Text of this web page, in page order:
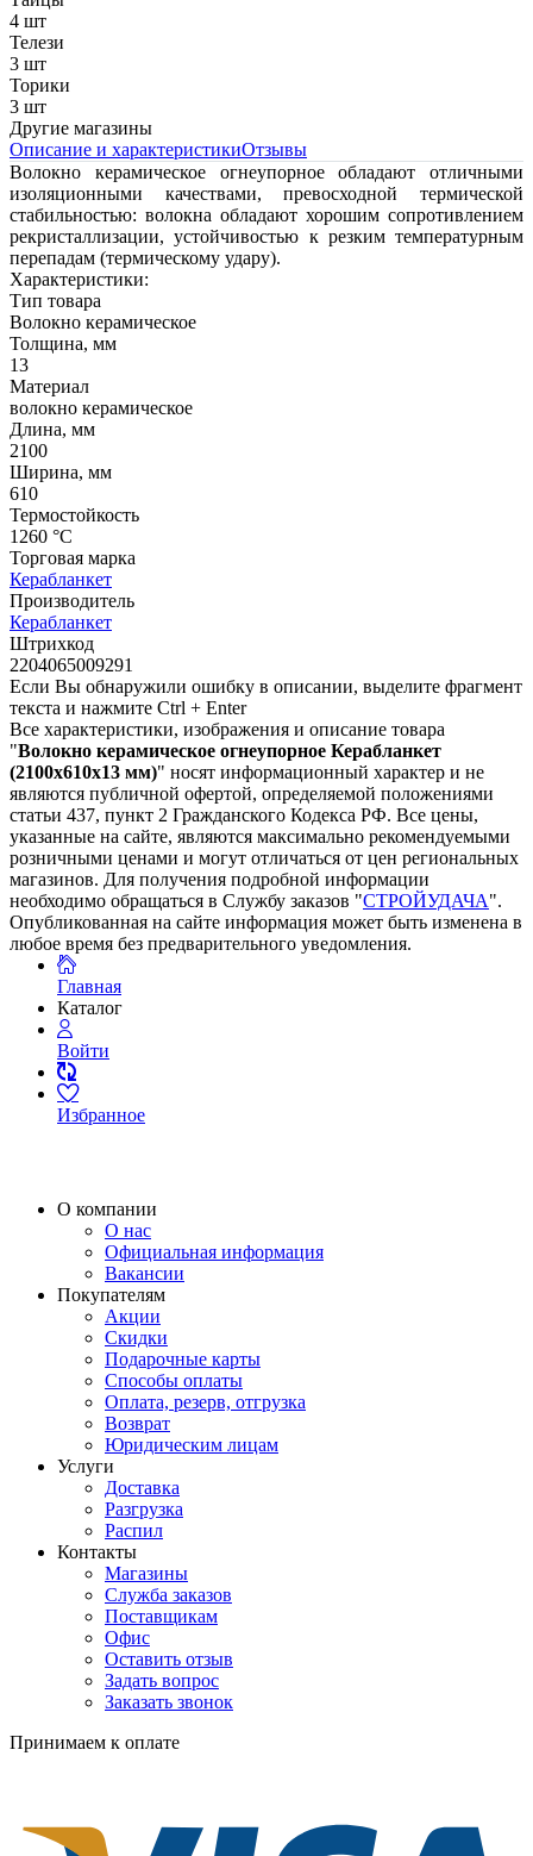
4 шт
Телези
3 шт
Торики
3 шт
Другие магазины
Описание и характеристикиОтзывы
Волокно керамическое огнеупорное обладают отличными
изоляционными качествами, превосходной термической
стабильностью: волокна обладают хорошим сопротивлением
рекристаллизации, устойчивостью к резким температурным
перепадам (термическому удару).
Характеристики:
Тип товара
Волокно керамическое
Толщина, мм
13
Материал
волокно керамическое
Длина, мм
2100
Ширина, мм
610
Термостойкость
1260 °С
Торговая марка
Керабланкет
Производитель
Керабланкет
Штрихкод
2204065009291
Если Вы обнаружили ошибку в описании, выделите фрагмент
текста и нажмите Ctrl + Enter
Все характеристики, изображения и описание товара
"Волокно керамическое огнеупорное Керабланкет
(2100х610х13 мм)" носят информационный характер и не
являются публичной офертой, определяемой положениями
статьи 437, пункт 2 Гражданского Кодекса РФ. Все цены,
указанные на сайте, являются максимально рекомендуемыми
розничными ценами и могут отличаться от цен региональных
магазинов. Для получения подробной информации
необходимо обращаться в Службу заказов "СТРОЙУДАЧА".
Опубликованная на сайте информация может быть изменена в
любое время без предварительного уведомления.
Главная
Каталог
Войти
Избранное
О компании
О нас
Официальная информация
Вакансии
Покупателям
Акции
Скидки
Подарочные карты
Способы оплаты
Оплата, резерв, отгрузка
Возврат
Юридическим лицам
Услуги
Доставка
Разгрузка
Распил
Контакты
Магазины
Служба заказов
Поставщикам
Офис
Оставить отзыв
Задать вопрос
Заказать звонок
Принимаем к оплате